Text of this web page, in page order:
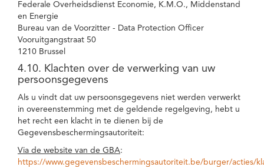
Federale Overheidsdienst Economie, K.M.O., Middenstand
en Energie
Bureau van de Voorzitter - Data Protection Officer
Vooruitgangstraat 50
1210 Brussel
4.10. Klachten over de verwerking van uw
persoonsgegevens
Als u vindt dat uw persoonsgegevens niet werden verwerkt
in overeenstemming met de geldende regelgeving, hebt u
het recht een klacht in te dienen bij de
Gegevensbeschermingsautoriteit:
Via de website van de GBA:
https://www.gegevensbeschermingsautoriteit.be/burger/acties/